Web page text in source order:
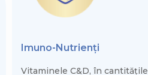
Imuno-Nutrienți
Vitaminele C&D, în cantitățile